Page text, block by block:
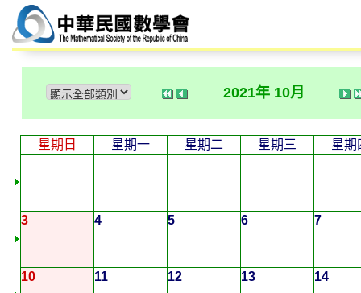
2021年 10月
星期日 星期一 星期二 星期三 星期
3 4 5 6 7
10 11 12 13 14